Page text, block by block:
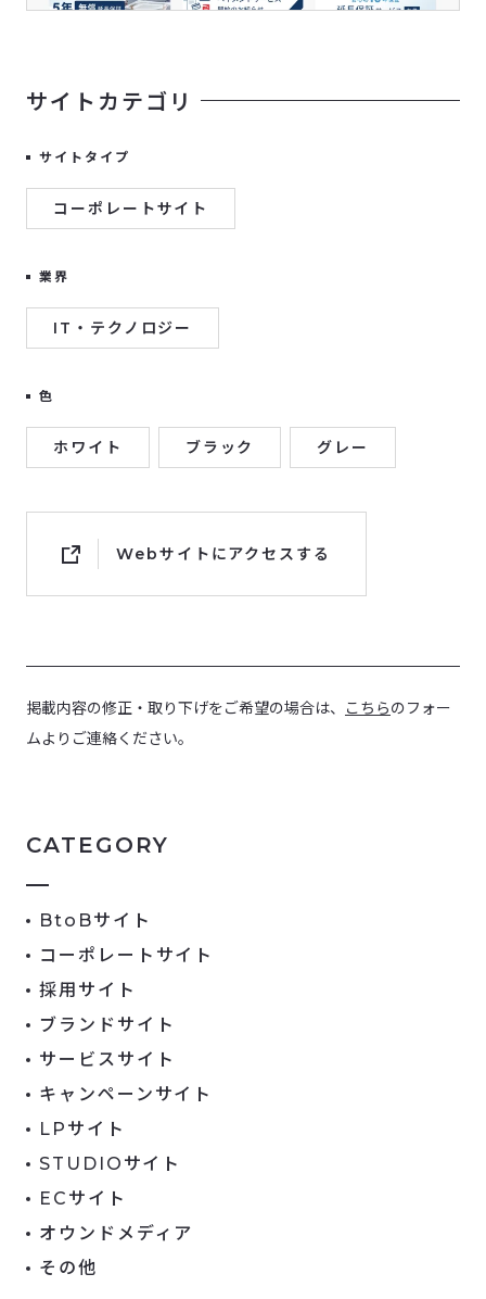
サイトカテゴリ
サイトタイプ
コーポレートサイト
業界
IT・テクノロジー
色
ホワイト ブラック グレー
Webサイトにアクセスする
掲載内容の修正・取り下げをご希望の場合は、 こちらのフォー
ムよりご連絡ください。
CATEGORY
BtoBサイト
コーポレートサイト
採用サイト
ブランドサイト
サービスサイト
キャンペーンサイト
LPサイト
STUDIOサイト
ECサイト
オウンドメディア
その他